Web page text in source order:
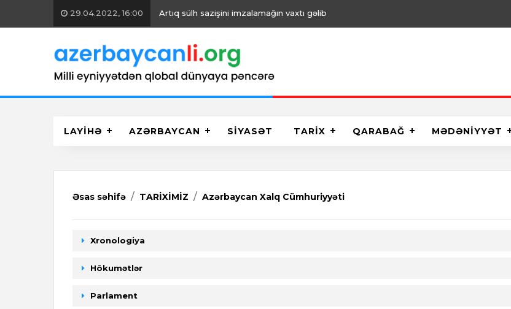
29.04.2022, 16:00 Artıq sülh sazişini imzalamağın vaxtı gəlib
LAYİHƏ AZƏRBAYCAN SİYASƏT TARİX QARABAĞ MƏDƏNİYYƏT
Əsas səhifə TARİXİMİZ Azərbaycan Xalq Cümhuriyyəti
Xronologiya
Hökumətlər
Parlament